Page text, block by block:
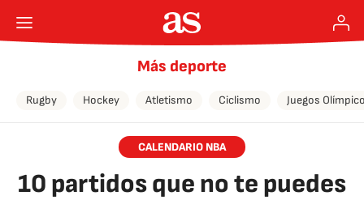
Más deporte
Rugby Hockey Atletismo Ciclismo Juegos
CALENDARIO NBA
10 partidos que no te puedes